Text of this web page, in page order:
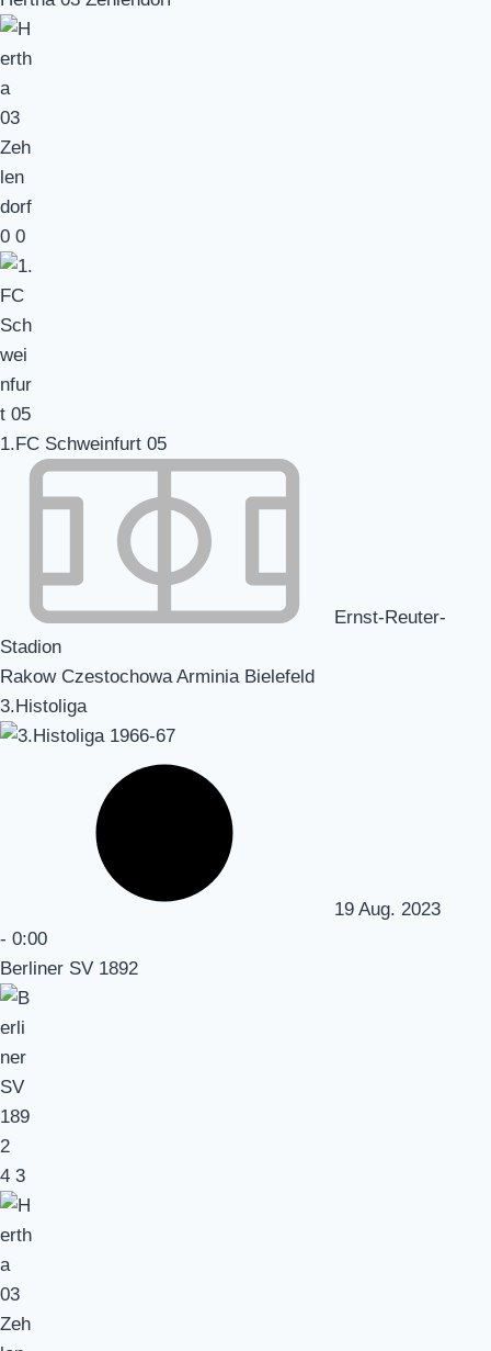
0 0
1.FC Schweinfurt 05
Ernst-Reuter-
Stadion
Rakow Czestochowa Arminia Bielefeld
3.Histoliga
19 Aug. 2023
- 0:00
Berliner SV 1892
4 3